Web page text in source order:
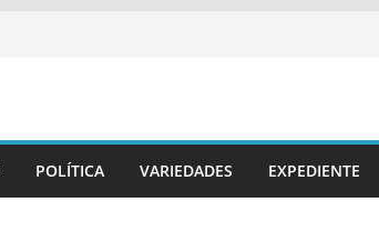
POLÍTICA VARIEDADES EXPEDIENTE